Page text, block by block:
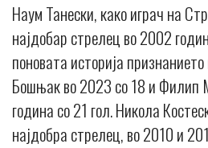
Наум Танески, како играч на
најдобар стрелец во 2002
поновата историја
Бошњак во 2023 со 18 и Филип
година со 21 гол. Никола
најдобра стрелец, во 2010 и